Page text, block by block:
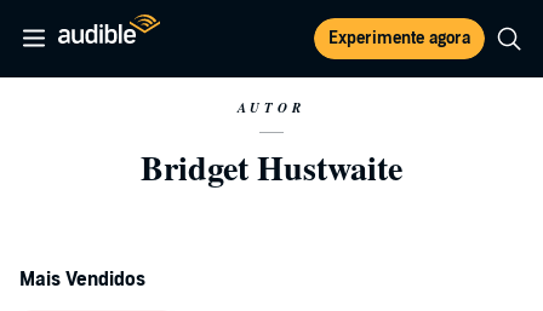
Experimente agora
AUTOR
Bridget Hustwaite
Mais Vendidos